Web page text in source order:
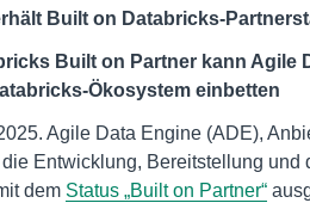
Built on Databricks-
Built on Partner kann Agile
Ökosystem einbetten
Agile Data Engine (ADE),
Entwicklung, Bereitstellung
dem Status „Built on Partner“